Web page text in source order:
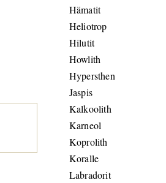
Hämatit
Heliotrop
Hilutit
Howlith
Hypersthen
Jaspis
Kalkoolith
Karneol
Koprolith
Koralle
Labradorit